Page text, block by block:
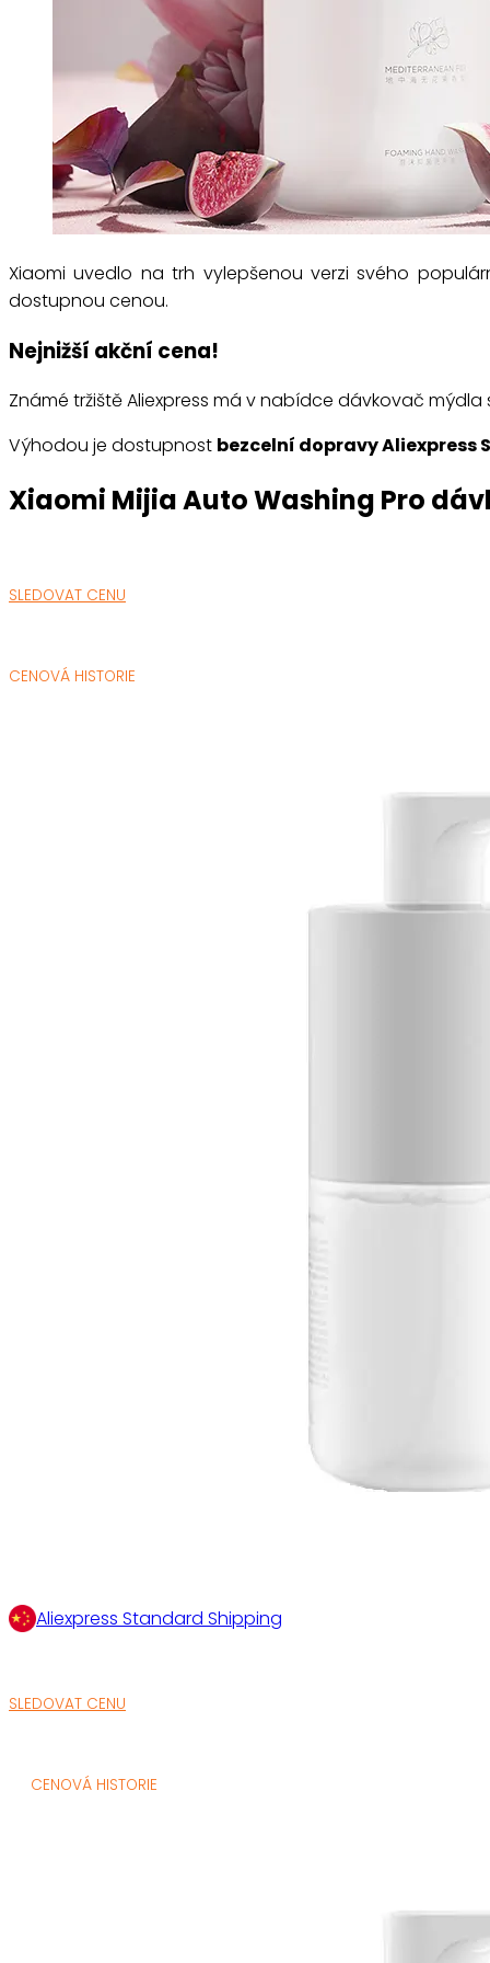
Xiaomi uvedlo na trh vylepšenou verzi svého
dostupnou cenou.
Nejnižší akční cena!
Známé tržiště Aliexpress má v nabídce dávkovač mýdla
Výhodou je dostupnost bezcelní dopravy Aliexpress
Xiaomi Mijia Auto Washing Pro
SLEDOVAT CENU
CENOVÁ HISTORIE
Aliexpress Standard Shipping
SLEDOVAT CENU
CENOVÁ HISTORIE